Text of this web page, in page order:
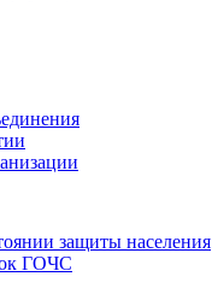
защиты населения
ГОЧС